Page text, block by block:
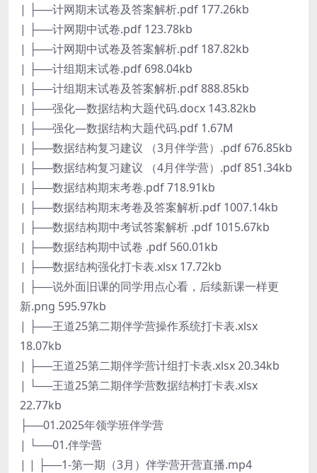
| ├──计网期末试卷及答案解析.pdf 177.26kb
| ├──计网期中试卷.pdf 123.78kb
| ├──计网期中试卷及答案解析.pdf 187.82kb
| ├──计组期末试卷.pdf 698.04kb
| ├──计组期末试卷及答案解析.pdf 888.85kb
| ├──强化—数据结构大题代码.docx 143.82kb
| ├──强化—数据结构大题代码.pdf 1.67M
| ├──数据结构复习建议 （3月伴学营）.pdf 676.85kb
| ├──数据结构复习建议 （4月伴学营）.pdf 851.34kb
| ├──数据结构期末考卷.pdf 718.91kb
| ├──数据结构期末考卷及答案解析.pdf 1007.14kb
| ├──数据结构期中考试答案解析 .pdf 1015.67kb
| ├──数据结构期中试卷 .pdf 560.01kb
| ├──数据结构强化打卡表.xlsx 17.72kb
| ├──说外面旧课的同学用点心看，后续新课一样更
新.png 595.97kb
| ├──王道25第二期伴学营操作系统打卡表.xlsx
18.07kb
| ├──王道25第二期伴学营计组打卡表.xlsx 20.34kb
| └──王道25第二期伴学营数据结构打卡表.xlsx
22.77kb
├──01.2025年领学班伴学营
| └──01.伴学营
| | ├──1-第一期（3月）伴学营开营直播.mp4